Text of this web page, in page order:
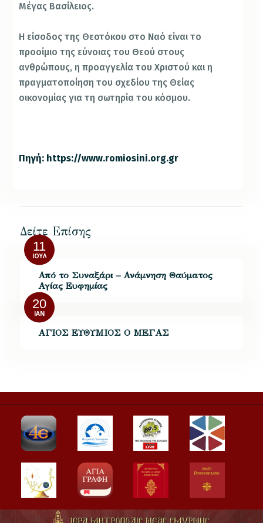
Μέγας Βασίλειος.
Η είσοδος της Θεοτόκου στο Ναό είναι το
προοίμιο της εύνοιας του Θεού στους
ανθρώπους, η προαγγελία του Χριστού και η
πραγματοποίηση του σχεδίου της Θείας
οικονομίας για τη σωτηρία του κόσμου.
Πηγή: https://www.romiosini.org.gr
Δείτε Επίσης
11
ΙΟΎΛ
Από το Συναξάρι – Ανάμνηση Θαύματος
Αγίας Ευφημίας
20
ΙΑΝ
ΑΓΙΟΣ ΕΥΘΥΜΙΟΣ O ΜΕΓΑΣ